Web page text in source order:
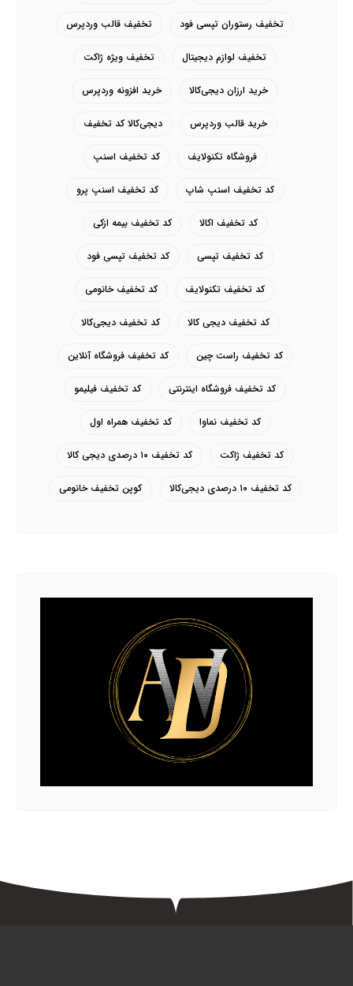
تخفیف رستوران تپسی فود تخفیف قالب وردپرس
تخفیف لوازم دیجیتال تخفیف ویژه ژاکت
خرید ارزان دیجی‌کالا خرید افزونه وردپرس
خرید قالب وردپرس دیجی‌کالا کد تخفیف
فروشگاه تکنولایف کد تخفیف اسنپ
کد تخفیف اسنپ شاپ کد تخفیف اسنپ پرو
کد تخفیف اکالا کد تخفیف بیمه ازکی
کد تخفیف تپسی کد تخفیف تپسی فود
کد تخفیف تکنولایف کد تخفیف خانومی
کد تخفیف دیجی کالا کد تخفیف دیجی‌کالا
کد تخفیف راست چین کد تخفیف فروشگاه آنلاین
کد تخفیف فروشگاه اینترنتی کد تخفیف فیلیمو
کد تخفیف نماوا کد تخفیف همراه اول
کد تخفیف ژاکت کد تخفیف ۱۰ درصدی دیجی کالا
کد تخفیف ۱۰ درصدی دیجی‌کالا کوپن تخفیف خانومی